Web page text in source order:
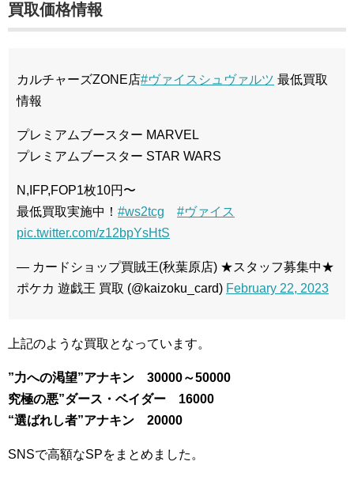
買取価格情報
カルチャーズZONE店#ヴァイスシュヴァルツ 最低買取
情報
プレミアムブースター MARVEL
プレミアムブースター STAR WARS
N,IFP,FOP1枚10円〜
最低買取実施中！ #ws2tcg
#ヴァイス
pic.twitter.com/z12bpYsHtS
— カードショップ買賊王(秋葉原店) ★スタッフ募集中★
ポケカ 遊戯王 買取 (@kaizoku_card) February 22, 2023
上記のような買取となっています。
”力への渇望”アナキン 30000～50000
究極の悪”ダース・ベイダー 16000
“選ばれし者”アナキン 20000
SNSで高額なSPをまとめました。